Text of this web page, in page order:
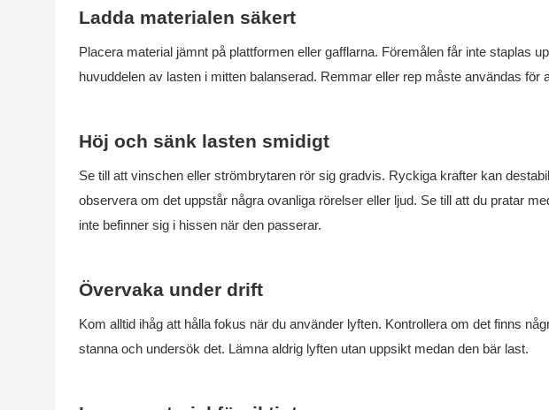
Ladda materialen säkert
Placera material jämnt på plattformen eller gafflarna. Föremålen får inte staplas
huvuddelen av lasten i mitten balanserad. Remmar eller rep måste användas för
Höj och sänk lasten smidigt
Se till att vinschen eller strömbrytaren rör sig gradvis. Ryckiga krafter kan
observera om det uppstår några ovanliga rörelser eller ljud. Se till att du pratar
inte befinner sig i hissen när den passerar.
Övervaka under drift
Kom alltid ihåg att hålla fokus när du använder lyften. Kontrollera om det finns
stanna och undersök det. Lämna aldrig lyften utan uppsikt medan den bär last.